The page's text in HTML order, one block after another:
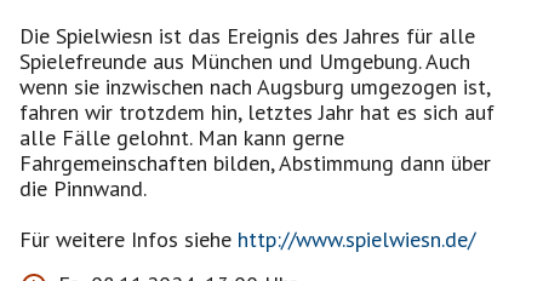
Die Spielwiesn ist das Ereignis des Jahres für alle
Spielefreunde aus München und Umgebung. Auch
wenn sie inzwischen nach Augsburg umgezogen ist,
fahren wir trotzdem hin, letztes Jahr hat es sich auf
alle Fälle gelohnt. Man kann gerne
Fahrgemeinschaften bilden, Abstimmung dann über
die Pinnwand.
Für weitere Infos siehe http://www.spielwiesn.de/